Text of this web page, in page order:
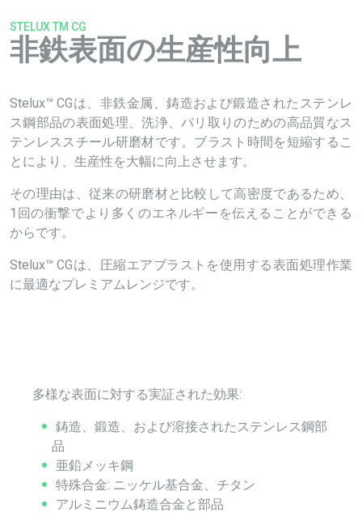
非鉄表面の生産性向上
STELUX TM CG
Stelux™ CGは、非鉄金属、鋳造および鍛造されたステンレ
ス鋼部品の表面処理 、洗浄、バリ取りのための高品質なス
テンレススチール研磨材です。ブラスト時間を短縮するこ
とにより、生産性を大幅に向上させます。
その理由は、従来の研磨材と比較して高密度であるため、
1回の衝撃でより多くのエネルギーを伝えることができる
からです。
Stelux™ CGは、圧縮エアブラスト を使用する表面処理作業
に最適なプレミアムレンジです。
多様な表面に対する実証された効果:
鋳造、鍛造、および溶接されたステンレス鋼部
品
亜鉛メッキ鋼
特殊合金: ニッケル基合金、チタン
アルミニウム鋳造合金と部品